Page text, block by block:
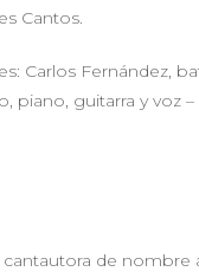
Cantos.
Carlos Fernández,
piano, guitarra y voz
cantautora de nombre